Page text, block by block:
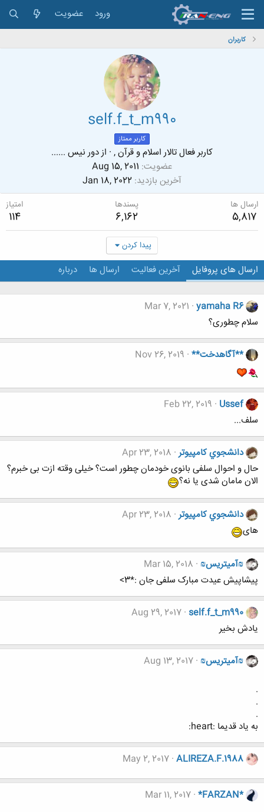
ورود عضویت
کاربران
self.f_t_m990
کاربر ممتاز
کاربر فعال تالار اسلام و قرآن , · ازدور نیس ......
عضویت Aug 15, 2011
آخرین بازدید Jan 18, 2022
ارسال ها
5,817
پسندها
6,162
امتیاز
114
پیدا کردن
ارسال های پروفایل آخرین فعالیت ارسال ها درباره
yamaha R6
Mar 7, 2021
سلام چطوری؟
**آگاهدخت** Nov 26, 2019
Ussef
Feb 22, 2019
سلف...
دانشجوي كامپيوتر Apr 23, 2018
حال و احوال سلفی بانوی خودمان چطور است؟ خیلی وقته ازت بی خبرم؟
الان مامان شدی یا نه؟
دانشجوي كامپيوتر Apr 23, 2018
های
₪آمیتریس₪ Mar 15, 2018
پیشاپیش عیدت مبارک سلفی جان :*3>
self.f_t_m990
Aug 29, 2017
یادش بخیر
₪آمیتریس₪ Aug 13, 2017
.
.
.
به یاد قدیما :heart:
ALIREZA.F.1988
May 2, 2017
*FARZAN*
Mar 11, 2017